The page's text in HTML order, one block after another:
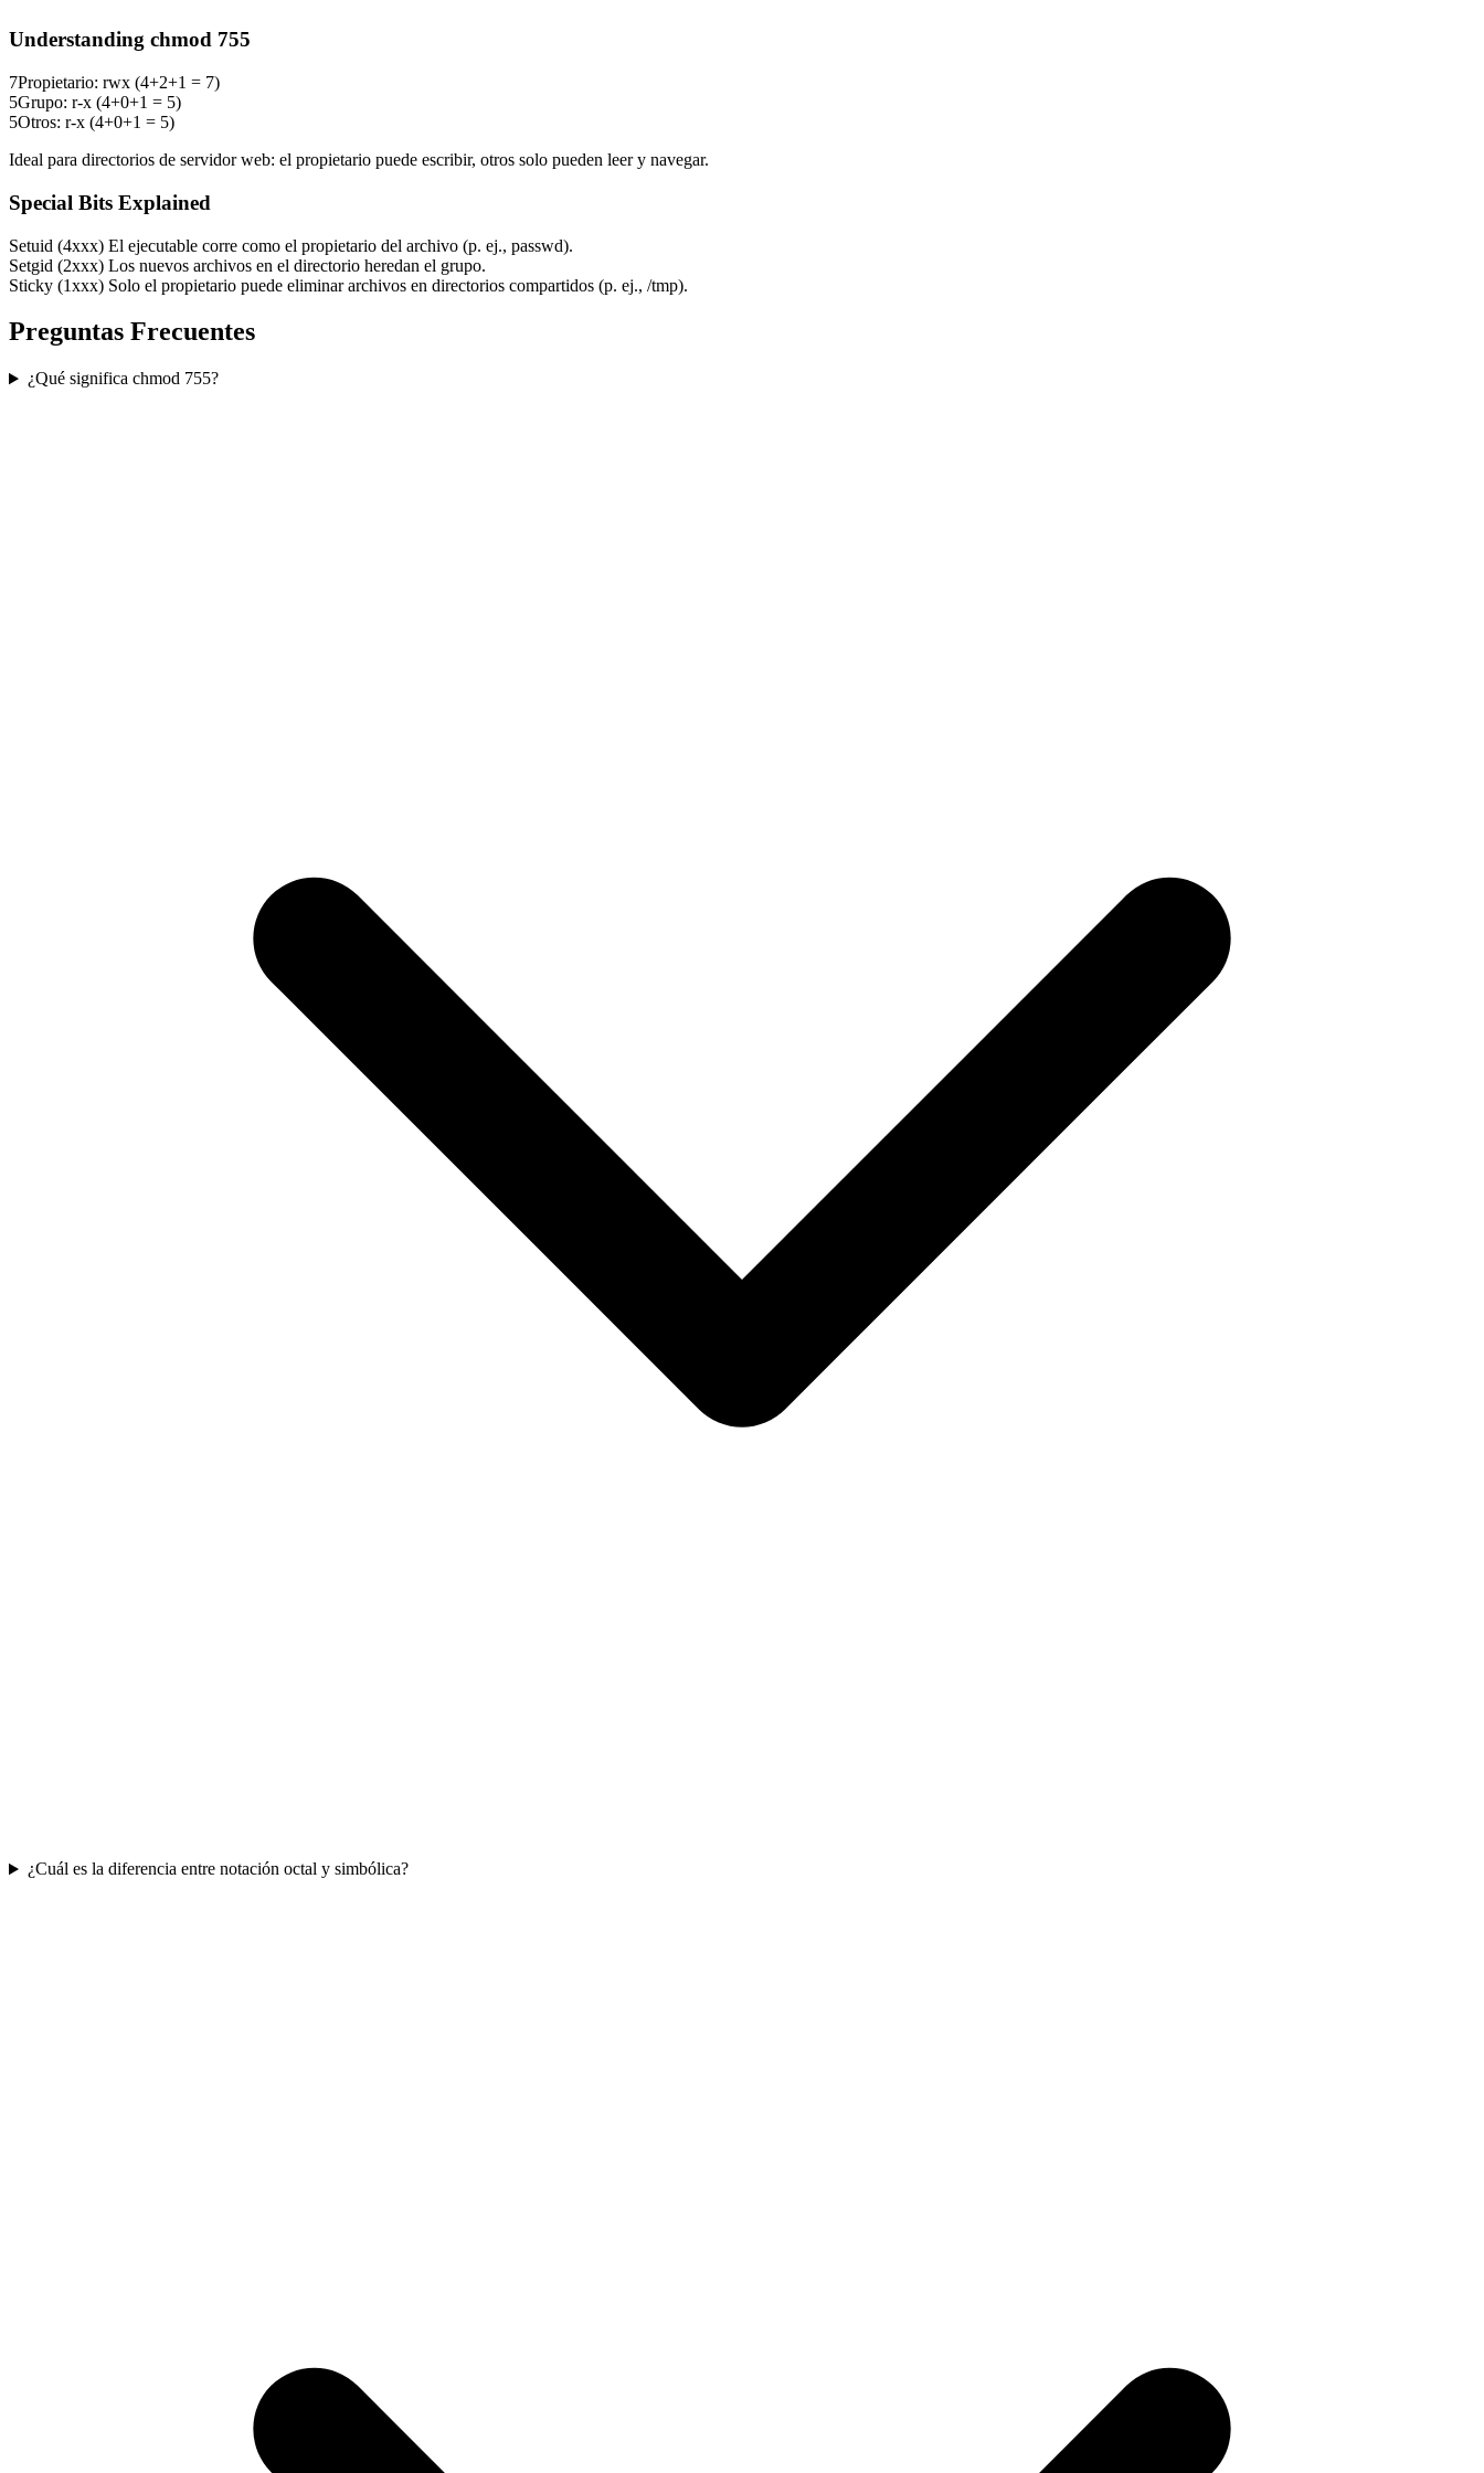
Understanding chmod 755
7Propietario: rwx (4+2+1 = 7)
5Grupo: r-x (4+0+1 = 5)
5Otros: r-x (4+0+1 = 5)
Ideal para directorios de servidor web: el propietario puede escribir, otros solo pueden leer y navegar.
Special Bits Explained
Setuid (4xxx) El ejecutable corre como el propietario del archivo (p. ej., passwd).
Setgid (2xxx) Los nuevos archivos en el directorio heredan el grupo.
Sticky (1xxx) Solo el propietario puede eliminar archivos en directorios compartidos (p. ej., /tmp).
Preguntas Frecuentes
¿Qué significa chmod 755?
¿Cuál es la diferencia entre notación octal y simbólica?